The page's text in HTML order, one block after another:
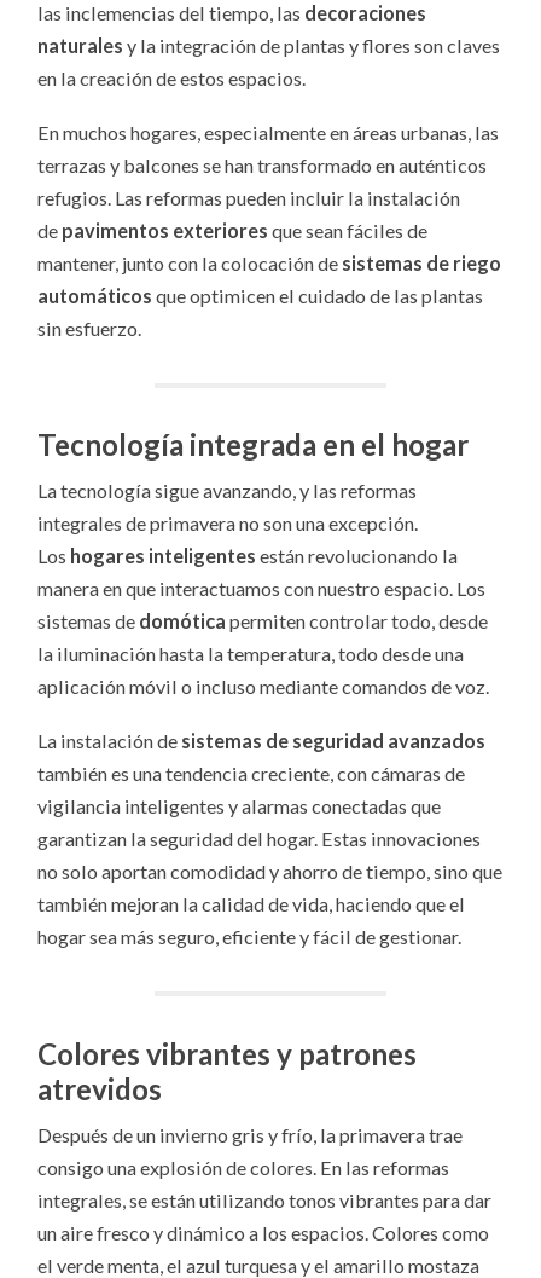
las inclemencias del tiempo, las decoraciones
naturales y la integración de plantas y flores son claves
en la creación de estos espacios.
En muchos hogares, especialmente en áreas urbanas, las
terrazas y balcones se han transformado en auténticos
refugios. Las reformas pueden incluir la instalación
de pavimentos exteriores que sean fáciles de
mantener, junto con la colocación de sistemas de riego
automáticos que optimicen el cuidado de las plantas
sin esfuerzo.
Tecnología integrada en el hogar
La tecnología sigue avanzando, y las reformas
integrales de primavera no son una excepción.
Los hogares inteligentes están revolucionando la
manera en que interactuamos con nuestro espacio. Los
sistemas de domótica permiten controlar todo, desde
la iluminación hasta la temperatura, todo desde una
aplicación móvil o incluso mediante comandos de voz.
La instalación de sistemas de seguridad avanzados
también es una tendencia creciente, con cámaras de
vigilancia inteligentes y alarmas conectadas que
garantizan la seguridad del hogar. Estas innovaciones
no solo aportan comodidad y ahorro de tiempo, sino que
también mejoran la calidad de vida, haciendo que el
hogar sea más seguro, eficiente y fácil de gestionar.
Colores vibrantes y patrones
atrevidos
Después de un invierno gris y frío, la primavera trae
consigo una explosión de colores. En las reformas
integrales, se están utilizando tonos vibrantes para dar
un aire fresco y dinámico a los espacios. Colores como
el verde menta, el azul turquesa y el amarillo mostaza